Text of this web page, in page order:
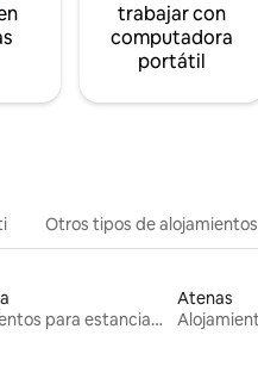
trabajar con
computadora
portátil
Otros tipos de alojamientos
Alojamientos para estancias largas
Atenas